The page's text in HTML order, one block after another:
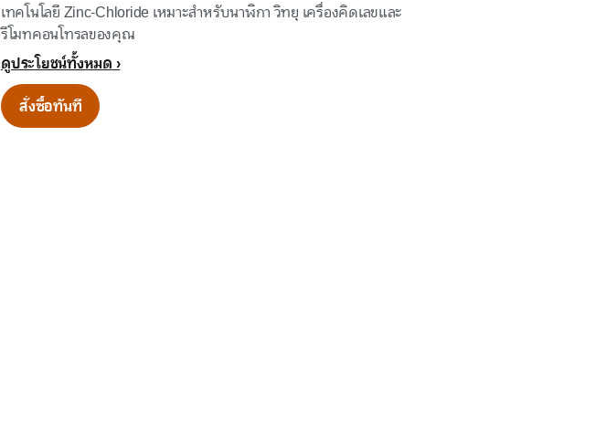
เทคโนโลยี Zinc-Chloride เหมาะสำหรับนาฬิกา วิทยุ เครื่องคิดเลขและ
รีโมทคอนโทรลของคุณ
ดูประโยชน์ทั้งหมด
สั่งซื้อทันที